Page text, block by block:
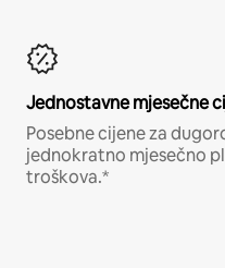
Jednostavne mjesečne
Posebne cijene za
jednokratno mjesečno
troškova.*